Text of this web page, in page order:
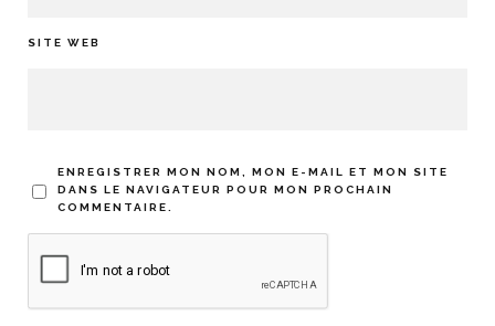
SITE WEB
ENREGISTRER MON NOM, MON E-MAIL ET MON SITE
DANS LE NAVIGATEUR POUR MON PROCHAIN
COMMENTAIRE.